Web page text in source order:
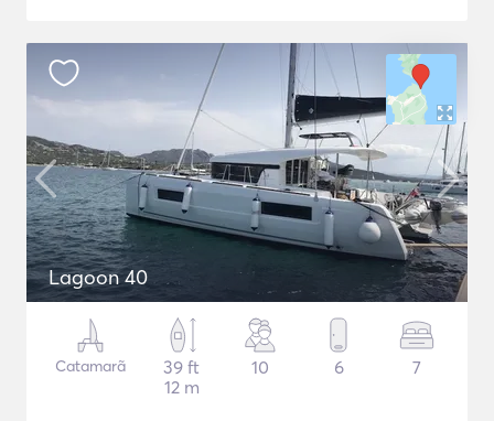
Lagoon 40
Catamarã
39 ft
12 m
10 6 7